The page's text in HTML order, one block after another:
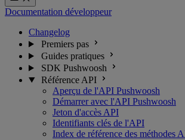
Documentation développeur
Changelog
Premiers pas
Guides pratiques
SDK Pushwoosh
Référence API
Aperçu de l'API Pushwoosh
Démarrer avec l'API Pushwoosh
Jeton d'accès API
Identifiants clés de l'API
Index de référence des méthodes